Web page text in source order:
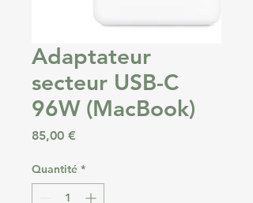
Adaptateur
secteur USB-C
96W (MacBook)
85,00 €
Quantité *